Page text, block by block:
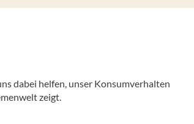
dabei helfen, unser Konsumverhalten
zeigt.